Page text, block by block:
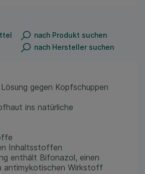
nach Produkt suchen
nach Hersteller suchen
gegen Kopfschuppen
ins natürliche
Inhaltsstoffen
enthält Bifonazol, einen
antimykotischen Wirkstoff